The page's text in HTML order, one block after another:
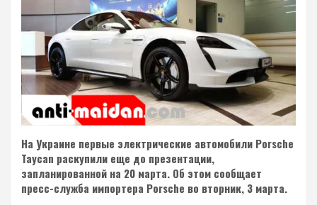
На Украине первые электрические автомобили Porsche
Taycan раскупили еще до презентации,
запланированной на 20 марта. Об этом сообщает
пресс-служба импортера Porsche во вторник, 3 марта.